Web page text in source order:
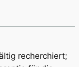
recherchiert;